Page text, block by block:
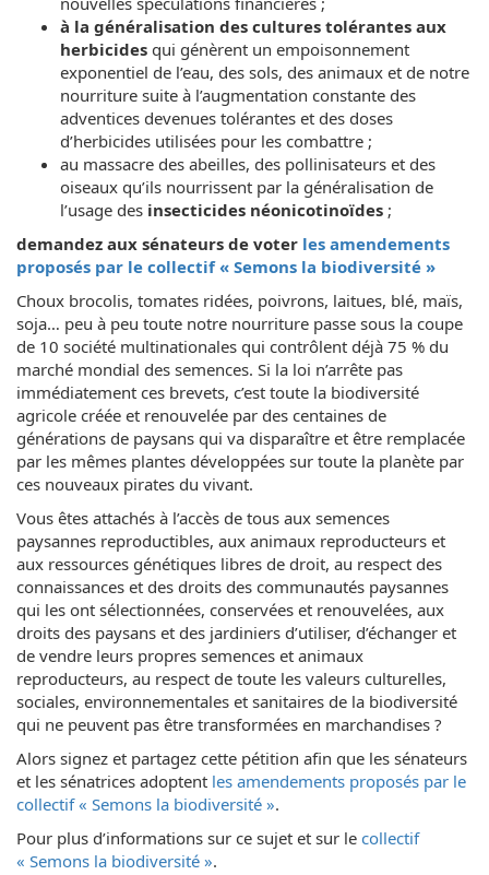
à la généralisation des cultures tolérantes aux
herbicides qui génèrent un empoisonnement
exponentiel de l’eau, des sols, des animaux et de notre
nourriture suite à l’augmentation constante des
adventices devenues tolérantes et des doses
d’herbicides utilisées pour les combattre ;
au massacre des abeilles, des pollinisateurs et des
oiseaux qu’ils nourrissent par la généralisation de
l’usage des insecticides néonicotinoïdes ;
demandez aux sénateurs de voter les amendements
proposés par le collectif « Semons la biodiversité »
Choux brocolis, tomates ridées, poivrons, laitues, blé, maïs,
soja… peu à peu toute notre nourriture passe sous la coupe
de 10 société multinationales qui contrôlent déjà 75 % du
marché mondial des semences. Si la loi n’arrête pas
immédiatement ces brevets, c’est toute la biodiversité
agricole créée et renouvelée par des centaines de
générations de paysans qui va disparaître et être remplacée
par les mêmes plantes développées sur toute la planète par
ces nouveaux pirates du vivant.
Vous êtes attachés à l’accès de tous aux semences
paysannes reproductibles, aux animaux reproducteurs et
aux ressources génétiques libres de droit, au respect des
connaissances et des droits des communautés paysannes
qui les ont sélectionnées, conservées et renouvelées, aux
droits des paysans et des jardiniers d’utiliser, d’échanger et
de vendre leurs propres semences et animaux
reproducteurs, au respect de toute les valeurs culturelles,
sociales, environnementales et sanitaires de la biodiversité
qui ne peuvent pas être transformées en marchandises ?
Alors signez et partagez cette pétition afin que les sénateurs
et les sénatrices adoptent les amendements proposés par le
collectif « Semons la biodiversité ».
Pour plus d’informations sur ce sujet et sur le collectif
« Semons la biodiversité ».